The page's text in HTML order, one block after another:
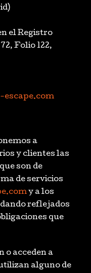
el Registro
Folio 122,
escape.com
a
y clientes las
son de
de servicios
y a los
reflejados
que
o acceden a
alguno de